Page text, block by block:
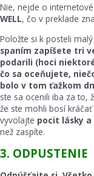
Nie, nejde o
WELL, čo v preklade
Položte si k posteli
spaním zapíšete tri
podarili (hoci
čo sa oceňujete,
bolo v tom ťažkom
ste sa ocenili iba za to,
že ste mohli bosí
vyvolajte pocit lásky
než zaspíte.
3. ODPUSTENIE